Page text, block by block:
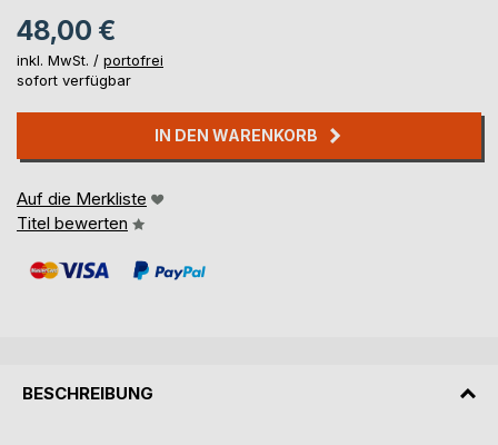
48,00 €
inkl. MwSt. / portofrei
sofort verfügbar
IN DEN WARENKORB
Auf die Merkliste
Titel bewerten
BESCHREIBUNG